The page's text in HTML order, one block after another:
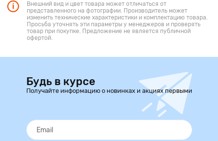
Внешний вид и цвет товара может отличаться от
представленного на фотографии. Производитель может
изменить технические характеристики и комплектацию товара.
Просьба уточнять эти параметры у менеджеров и проверять
товар при покупке. Предложение не является публичной
офертой.
Будь в курсе
Получайте информацию о новинках и акциях первыми